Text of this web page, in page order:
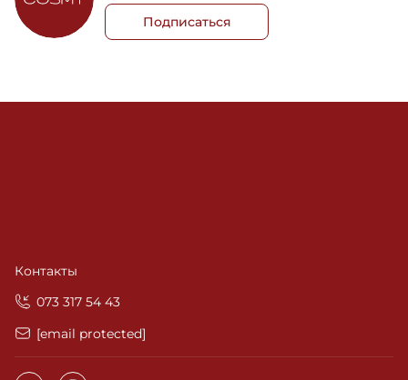
Подписаться
Контакты
‎073 317 54 43
[email protected]